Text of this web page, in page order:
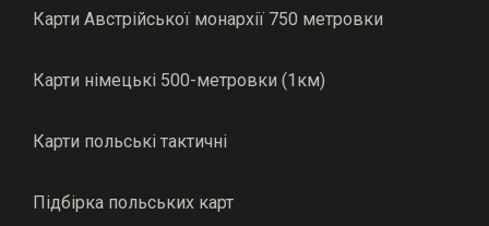
Карти Австрійської монархії 750 метровки
Карти німецькі 500-метровки (1км)
Карти польські тактичні
Підбірка польських карт